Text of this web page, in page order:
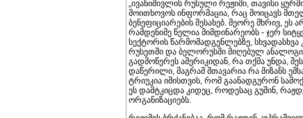
„ივანიშივლის რუსული რეჟიმი, თავისი
მოითხოვოს ინფორმაცია, რაც მოიცავს
ბენეფიციარების შესახებ. მეორე მხრივ, ეს
რამდენიმე წელია მიმდინარეობს - ჯერ
სექტორის წარმომადგენლებზე,
რუსეთში და ბელორუსში მიღებულ
გადმოწერეს ამერიკიდან, რა თქმა უნდა,
დაწერილი, მაგრამ მთავარია რა მიზანს
ტრიუკია იმისთვის, რომ გაანადგურონ
ეს დამტკიცდა კიდეც, როდესაც გუშინ,
ორგანიზაციებს.